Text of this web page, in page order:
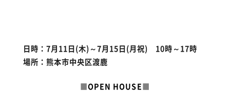
日時：7月11日(木)～7月15日(月祝) 10時～17時
場所：熊本市中央区渡鹿
■OPEN HOUSE